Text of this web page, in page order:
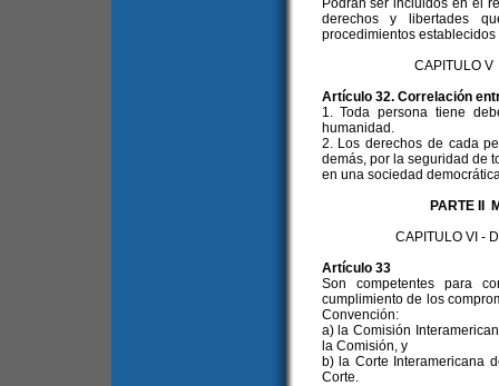
Podrán ser incluidos en el
derechos y libertades
procedimientos
CAPITULO V
Artículo 32. Correlación
1. Toda persona tiene
humanidad.
2. Los derechos de cada
demás, por la seguridad de
en una sociedad
PARTE II
CAPITULO VI -
Artículo 33
Son competentes para
cumplimiento de los
Convención:
a) la Comisión
la Comisión, y
b) la Corte Interamericana
Corte.